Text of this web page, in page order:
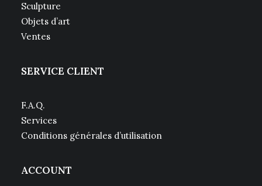
Sculpture
Objets d’art
Ventes
SERVICE CLIENT
F.A.Q.
Services
Conditions générales d’utilisation
ACCOUNT